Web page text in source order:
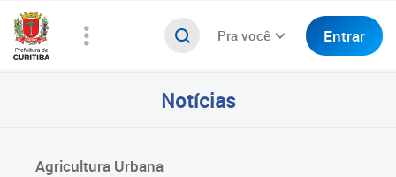
Pra você Entrar
Notícias
Agricultura Urbana